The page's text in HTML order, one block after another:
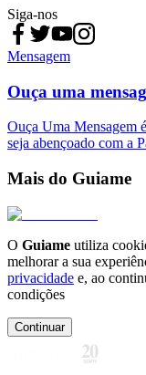
Siga-nos
Mensagem
Ouça uma
Ouça Uma Mensagem
seja abençoado com a
Mais do Guiame
O Guiame utiliza
melhorar a sua
privacidade e, ao
condições
Continuar